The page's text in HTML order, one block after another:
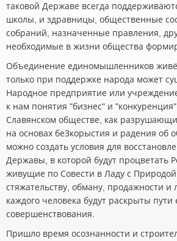
таковой Державе всегда
школы, и здравницы, общественные
собраний, назначенные правления,
необходимые в жизни общества
Объединение единомышленников
только при поддержке народа может
Народное предприятие или
к нам понятия "бизнес" и
Славянском обществе, как
на основах беЗкорыстия и радения об
можно создать условия для
Державы, в которой будут процветать
живущие по Совести в Ладу с
стяжательству, обману, продажности
каждого человека будут раскрыты пути
совершенствования.
Пришло время осознанности и